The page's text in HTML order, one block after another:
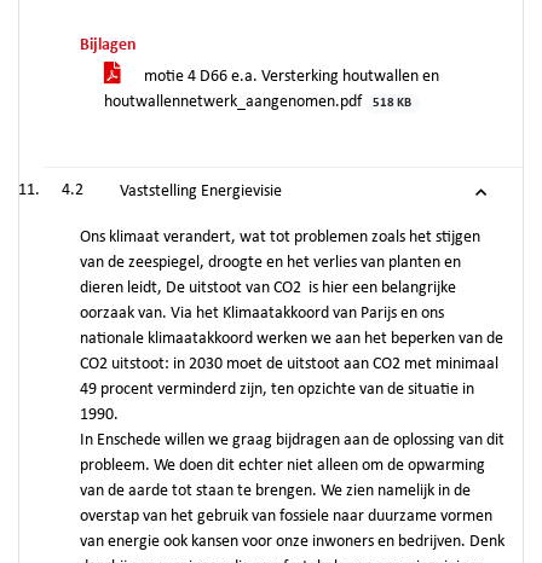
Bijlagen
motie 4 D66 e.a. Versterking houtwallen en
houtwallennetwerk_aangenomen.pdf
518 KB
4.2 Vaststelling Energievisie
Ons klimaat verandert, wat tot problemen zoals het stijgen
van de zeespiegel, droogte en het verlies van planten en
dieren leidt, De uitstoot van CO2 is hier een belangrijke
oorzaak van. Via het Klimaatakkoord van Parijs en ons
nationale klimaatakkoord werken we aan het beperken van de
CO2 uitstoot: in 2030 moet de uitstoot aan CO2 met minimaal
49 procent verminderd zijn, ten opzichte van de situatie in
1990.
In Enschede willen we graag bijdragen aan de oplossing van dit
probleem. We doen dit echter niet alleen om de opwarming
van de aarde tot staan te brengen. We zien namelijk in de
overstap van het gebruik van fossiele naar duurzame vormen
van energie ook kansen voor onze inwoners en bedrijven. Denk